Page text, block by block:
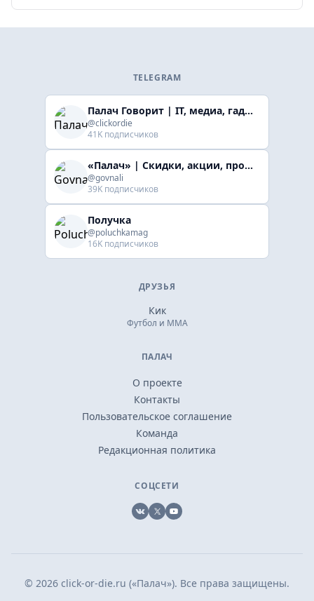
TELEGRAM
Палач Говорит | IT, медиа, гaджеты, скидки
@clickordie
41K подписчиков
«Палач» | Скидки, акции, промокоды
@govnali
39K подписчиков
Получка
@poluchkamag
16K подписчиков
ДРУЗЬЯ
Кик
Футбол и ММА
ПАЛАЧ
О проекте
Контакты
Пользовательское соглашение
Команда
Редакционная политика
СОЦСЕТИ
VK X YouTube
© 2026 click-or-die.ru («Палач»). Все права защищены.